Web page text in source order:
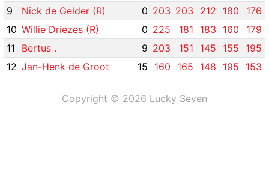
9 Nick de Gelder (R) 0 203 203 212 180 176
10 Willie Driezes (R) 0 225 181 183 160 179
11
Bertus . 9 203 151 145 155
195
12 Jan-Henk de Groot 15 160 165 148 195 153
Copyright © 2026 Lucky Seven